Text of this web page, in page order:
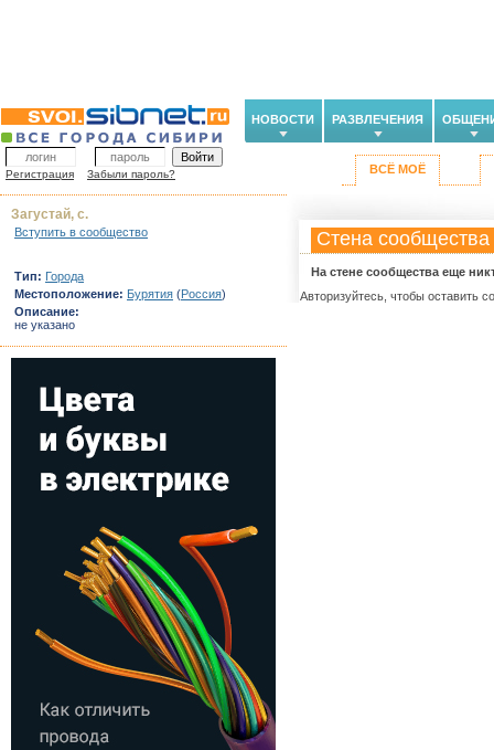
НОВОСТИ РАЗВЛЕЧЕНИЯ
Регистрация Забыли пароль? ВСЁ МОЁ
Стена сообщества
На стене сообщества еще
Авторизуйтесь, чтобы оставить
Загустай, с.
Вступить в сообщество
Тип: Города
Местоположение: Бурятия (Россия)
Описание:
не указано